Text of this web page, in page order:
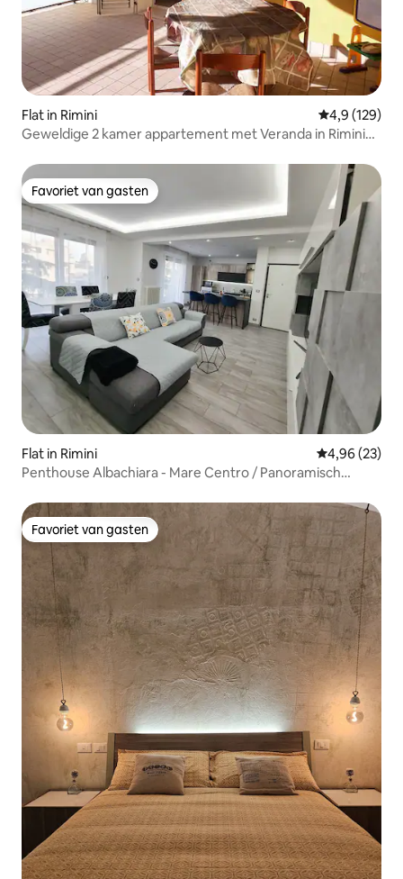
Flat in Rimini Gemiddelde
4,9 (129)
Geweldige 2 kamer appartement met Veranda in Rimini
Favoriet van gasten
Favoriet van gasten
Flat in Rimini Gemiddelde
4,96 (23)
Penthouse Albachiara - Mare Centro / Panoramisch
Favoriet van gasten
Favoriet van gasten